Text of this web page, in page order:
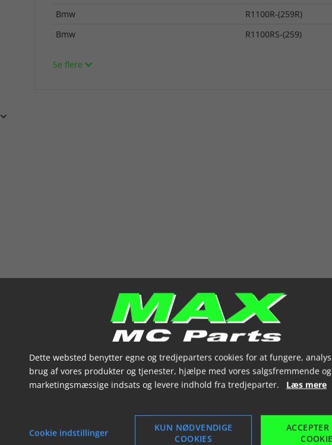

Bmw
R1100R-(259R)
Bmw
R1100RS-(259)
Se flere
Dette websted benytter egne og tredjeparters cookies for at fungere,
brug af vores produkter og tjenester, hjælpe med vores salgsfremmende og
marketingsmæssige indsats og levere indhold fra tredjeparter. Læs mere
Cookie indstillinger
KUN NØDVENDIGE
COOKIES